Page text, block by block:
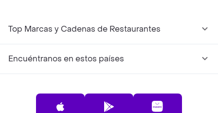
Top Marcas y Cadenas de Restaurantes
Encuéntranos en estos países